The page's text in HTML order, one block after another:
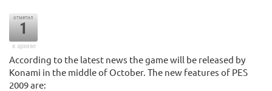
отметил
1
в архиве
According to the latest news the game will be released by
Konami in the middle of October. The new features of PES
2009 are: